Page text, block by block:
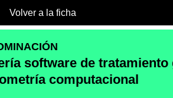
Volver a la ficha
software de tratamiento
computacional